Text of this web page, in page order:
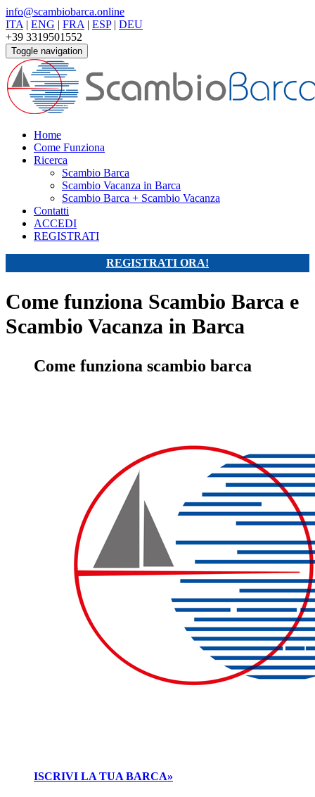
info@scambiobarca.online
ITA | ENG | FRA | ESP| DEU
+39 3319501552
Toggle navigation
Home
Come Funziona
Ricerca
Scambio Barca
Scambio Vacanza in Barca
Scambio Barca + Scambio Vacanza
Contatti
ACCEDI
REGISTRATI
REGISTRATI ORA!
Come funziona Scambio Barca e
Scambio Vacanza in Barca
Come funziona scambio barca
ISCRIVI LA TUA BARCA»